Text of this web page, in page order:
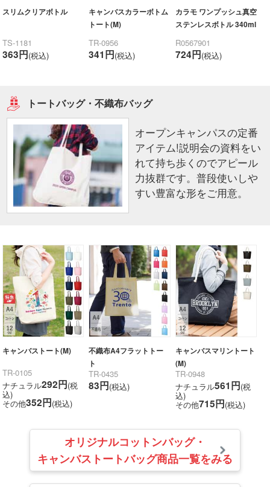
スリムクリアボトル
TS-1181
363円(税込)
キャンバスカラーボトム
トート(M)
TR-0956
341円(税込)
カラモ ワンプッシュ真空
ステンレスボトル 340ml
R0567901
724円(税込)
トートバッグ・不織布バッグ
オープンキャンパスの定番
アイテム!説明会の資料をい
れて持ち歩くのでアピール
力抜群です。普段使いしや
すい豊富な形をご用意。
キャンバストート(M)
TR-0105
ナチュラル292円(税
込)
その他352円(税込)
不織布A4フラットトー
ト
TR-0435
83円(税込)
キャンバスマリントート
(M)
TR-0948
ナチュラル561円(税
込)
その他715円(税込)
オリジナルコットンバッグ・
キャンバストートバッグ商品一覧をみる